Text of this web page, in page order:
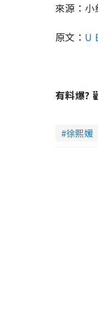
來源：小
原文： U
有料爆?
徐熙媛